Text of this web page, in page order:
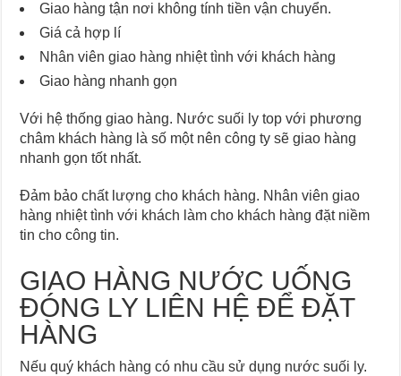
Giao hàng tận nơi không tính tiền vận chuyển.
Giá cả hợp lí
Nhân viên giao hàng nhiệt tình với khách hàng
Giao hàng nhanh gọn
Với hệ thống giao hàng. Nước suối ly top với phương
châm khách hàng là số một nên công ty sẽ giao hàng
nhanh gọn tốt nhất.
Đảm bảo chất lượng cho khách hàng. Nhân viên giao
hàng nhiệt tình với khách làm cho khách hàng đặt niềm
tin cho công tin.
GIAO HÀNG NƯỚC UỐNG
ĐÓNG LY LIÊN HỆ ĐỂ ĐẶT
HÀNG
Nếu quý khách hàng có nhu cầu sử dụng nước suối ly.